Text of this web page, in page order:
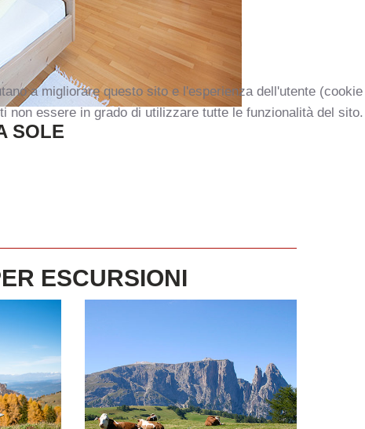
SOLE
ESCURSIONI
a migliorare questo sito e l'esperienza dell'utente (cookie
essere in grado di utilizzare tutte le funzionalità del sito.